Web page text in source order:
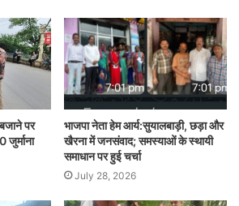
पर
भाजपा नेता हेम आर्य:सुयालबाड़ी, छड़ा और
खैरना में जनसंवाद; समस्याओं के स्थायी
समाधान पर हुई चर्चा
July 28, 2026